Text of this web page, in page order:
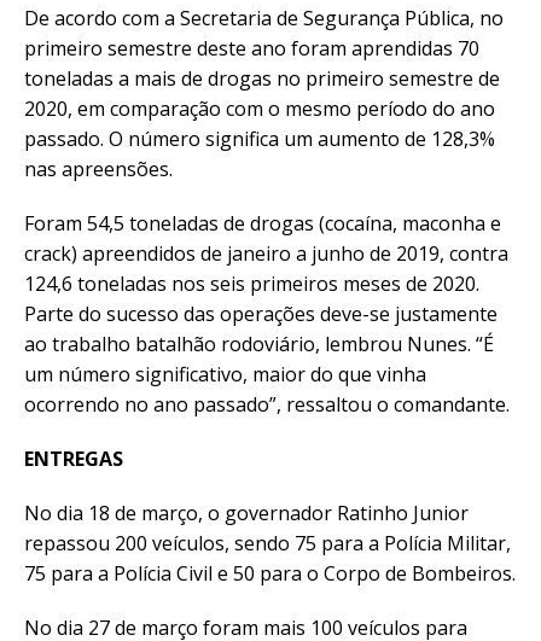
De acordo com a Secretaria de Segurança Pública, no
primeiro semestre deste ano foram aprendidas 70
toneladas a mais de drogas no primeiro semestre de
2020, em comparação com o mesmo período do ano
passado. O número significa um aumento de 128,3%
nas apreensões.
Foram 54,5 toneladas de drogas (cocaína, maconha e
crack) apreendidos de janeiro a junho de 2019, contra
124,6 toneladas nos seis primeiros meses de 2020.
Parte do sucesso das operações deve-se justamente
ao trabalho batalhão rodoviário, lembrou Nunes. “É
um número significativo, maior do que vinha
ocorrendo no ano passado”, ressaltou o comandante.
ENTREGAS
No dia 18 de março, o governador Ratinho Junior
repassou 200 veículos, sendo 75 para a Polícia Militar,
75 para a Polícia Civil e 50 para o Corpo de Bombeiros.
No dia 27 de março foram mais 100 veículos para